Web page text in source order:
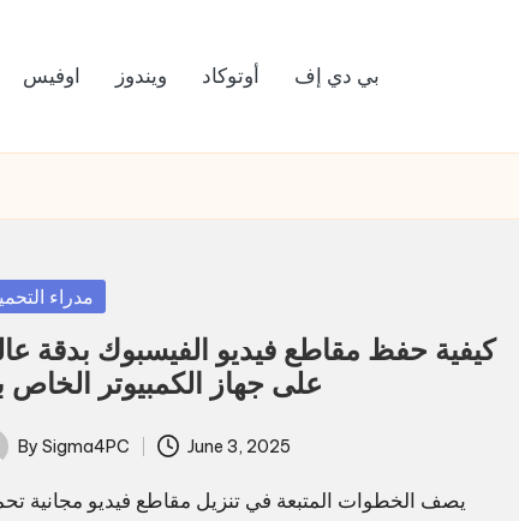
اوفيس ويندوز أوتوكاد بي دي إف
مدراء
كيفية حفظ مقاطع فيديو الفيسبوك بدقة
على جهاز الكمبيوتر الخاص
By Sigma4PC June 3, 2025
يصف الخطوات المتبعة في تنزيل مقاطع فيديو مجانية